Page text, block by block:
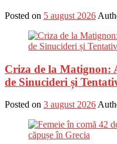
Posted on 5 august 2026
Criza de la Matignon:
de Sinucideri și
Posted on 3 august 2026